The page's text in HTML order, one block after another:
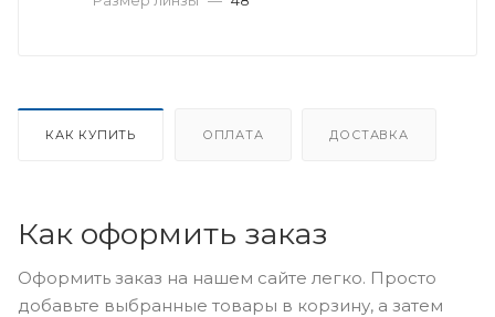
КАК КУПИТЬ ОПЛАТА ДОСТАВКА
Как оформить заказ
Оформить заказ на нашем сайте легко. Просто
добавьте выбранные товары в корзину, а затем